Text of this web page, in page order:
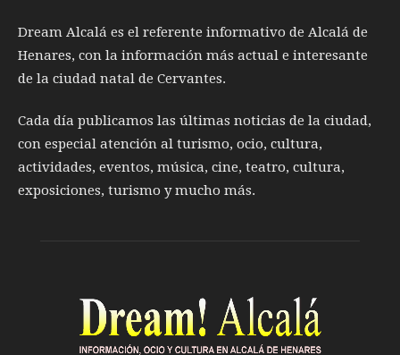
Dream Alcalá es el referente informativo de Alcalá de
Henares, con la información más actual e interesante
de la ciudad natal de Cervantes.
Cada día publicamos las últimas noticias de la ciudad,
con especial atención al turismo, ocio, cultura,
actividades, eventos, música, cine, teatro, cultura,
exposiciones, turismo y mucho más.